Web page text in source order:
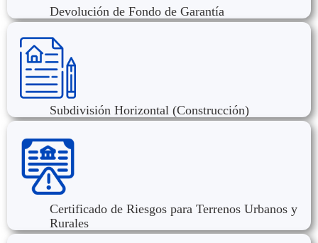
Devolución de Fondo de Garantía
Subdivisión Horizontal (Construcción)
Certificado de Riesgos para Terrenos Urbanos y
Rurales